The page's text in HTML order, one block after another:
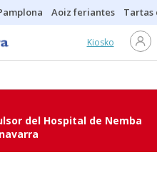
Aoiz feriantes Tartas
Kiosko
del Hospital de Nemba